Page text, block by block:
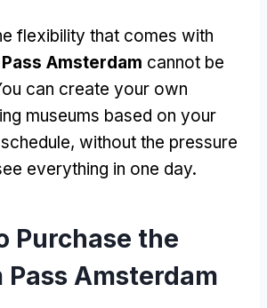
flexibility that comes with
Amsterdam cannot be
can create your own
museums based on your
, without the pressure
everything in one day.
Purchase the
Pass Amsterdam